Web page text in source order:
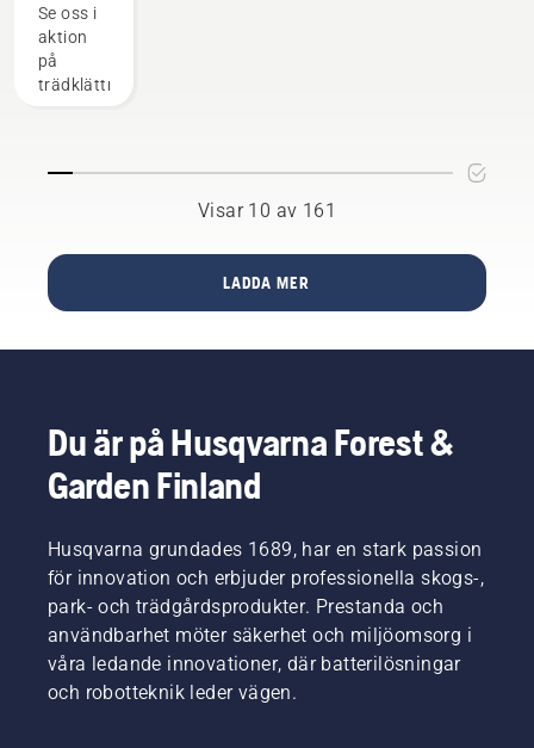
länder
världen
över, och
är ett
världen
grönare.
1959
Se oss i
aktion
på
trädklättringsmästerskapet
använd
Visar 10 av 161
LADDA MER
Du är på Husqvarna Forest &
Garden Finland
Husqvarna grundades 1689, har en stark passion
för innovation och erbjuder professionella skogs-,
park- och trädgårdsprodukter. Prestanda och
användbarhet möter säkerhet och miljöomsorg i
våra ledande innovationer, där batterilösningar
och robotteknik leder vägen.